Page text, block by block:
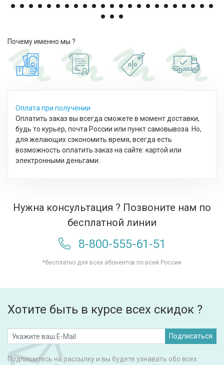
Почему именно мы ?
Оплата при получении
Оплатить заказ вы всегда сможете в момент доставки,
будь то курьер, почта России или пункт самовывоза. Но,
для желающих сэкономить время, всегда есть
возможность оплатить заказ на сайте: картой или
электронными деньгами.
Нужна консультация ? Позвоните нам по
бесплатной линии
8-800-555-61-51
*бесплатно для всех абонентов по всей России
Хотите быть в курсе всех скидок ?
Подписаться
Подпишитесь на рассылку и вы будете узнавать обо всех